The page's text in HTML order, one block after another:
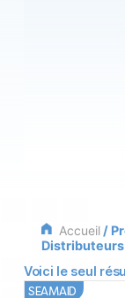
Accueil/
Voici le seul
SEAMAID